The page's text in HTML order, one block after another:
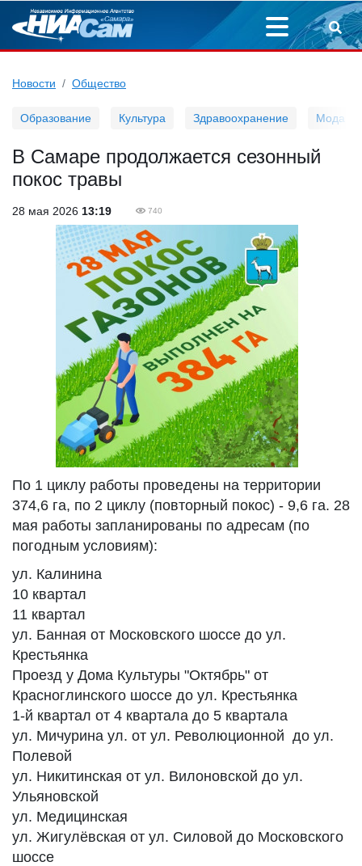
Новости Общество
Образование Культура Здравоохранение Мода
В Самаре продолжается сезонный
покос травы
28 мая 2026 13:19 740
По 1 циклу работы проведены на территории
374,6 га, по 2 циклу (повторный покос) - 9,6 га. 28
мая работы запланированы по адресам (по
погодным условиям):
ул. Калинина
10 квартал
11 квартал
ул. Банная от Московского шоссе до ул.
Крестьянка
Проезд у Дома Культуры "Октябрь" от
Красноглинского шоссе до ул. Крестьянка
1-й квартал от 4 квартала до 5 квартала
ул. Мичурина ул. от ул. Революционной до ул.
Полевой
ул. Никитинская от ул. Вилоновской до ул.
Ульяновской
ул. Медицинская
ул. Жигулёвская от ул. Силовой до Московского
шоссе